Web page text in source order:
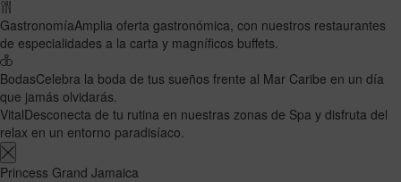
GastronomíaAmplia oferta gastronómica, con nuestros restaurantes
de especialidades a la carta y magníficos buffets.
BodasCelebra la boda de tus sueños frente al Mar Caribe en un día
que jamás olvidarás.
VitalDesconecta de tu rutina en nuestras zonas de Spa y disfruta del
relax en un entorno paradisíaco.
Princess Grand Jamaica